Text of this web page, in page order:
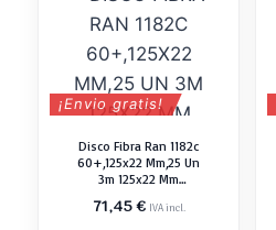
¡Envio gratis!
Disco Fibra Ran 1182c
60+,125x22 Mm,25 Un
3m 125x22 Mm
71,45€ IVA incl.